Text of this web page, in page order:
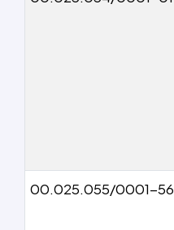
00.025.055/0001-56